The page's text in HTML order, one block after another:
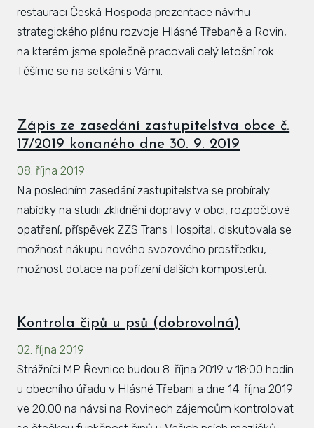
restauraci Česká Hospoda prezentace návrhu
strategického plánu rozvoje Hlásné Třebaně a Rovin,
na kterém jsme společně pracovali celý letošní rok.
Těšíme se na setkání s Vámi.
Zápis ze zasedání zastupitelstva obce č.
17/2019 konaného dne 30. 9. 2019
08. října 2019
Na posledním zasedání zastupitelstva se probíraly
nabídky na studii zklidnění dopravy v obci, rozpočtové
opatření, příspěvek ZZS Trans Hospital, diskutovala se
možnost nákupu nového svozového prostředku,
možnost dotace na pořízení dalších komposterů.
Kontrola čipů u psů (dobrovolná)
02. října 2019
Strážníci MP Řevnice budou 8. října 2019 v 18:00 hodin
u obecního úřadu v Hlásné Třebani a dne 14. října 2019
ve 20:00 na návsi na Rovinech zájemcům kontrolovat